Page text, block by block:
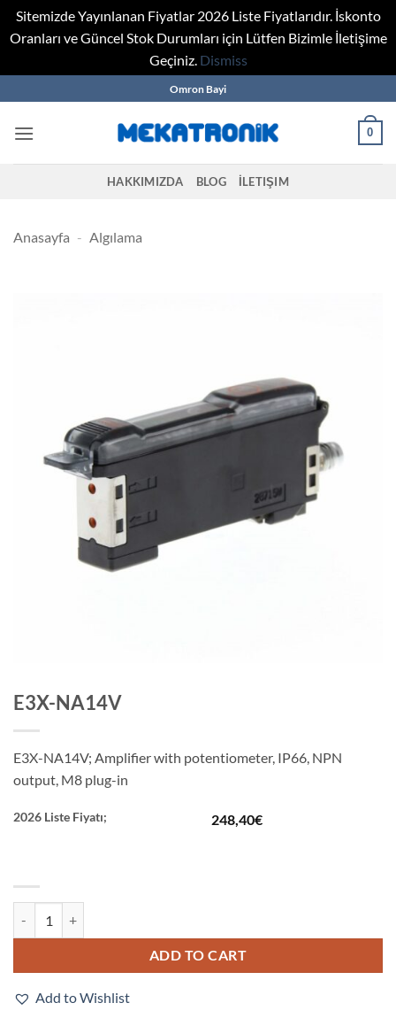
Sitemizde Yayınlanan Fiyatlar 2026 Liste Fiyatlarıdır. İskonto
Oranları ve Güncel Stok Durumları için Lütfen Bizimle İletişime
Geçiniz. Dismiss
to
content
Omron Bayi
0
HAKKIMIZDA BLOG İLETIŞIM
Anasayfa - Algılama
E3X-NA14V
E3X-NA14V; Amplifier with potentiometer, IP66, NPN
output, M8 plug-in
2026 Liste Fiyatı; 248,40€
ADD TO CART
Add to Wishlist